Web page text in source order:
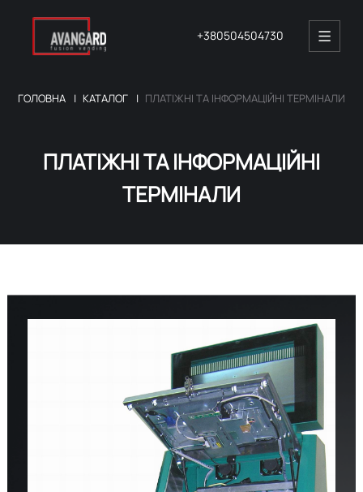
+380504504730
ГОЛОВНА КАТАЛОГ ПЛАТІЖНІ ТА ІНФОРМАЦІЙНІ ТЕРМІНАЛИ
ПЛАТІЖНІ ТА ІНФОРМАЦІЙНІ
ТЕРМІНАЛИ